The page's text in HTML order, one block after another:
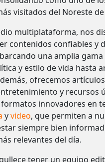
visitados del Noreste
multiplataforma, nos
contenidos confiables y
una amplia gama
y estilo de vida hasta
ofrecemos
y recursos
innovadores en
yvideo, que permiten a
siempre bien
relevantes del día.
tener un equipo